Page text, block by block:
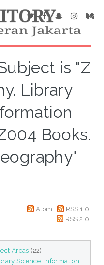
is "Z
Library
Books.
Atom
RSS 1.0
RSS 2.0
Areas (22)
Science. Information